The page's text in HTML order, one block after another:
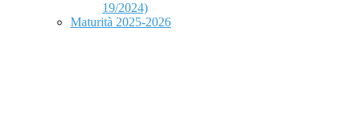
19/2024)
Maturità 2025-2026